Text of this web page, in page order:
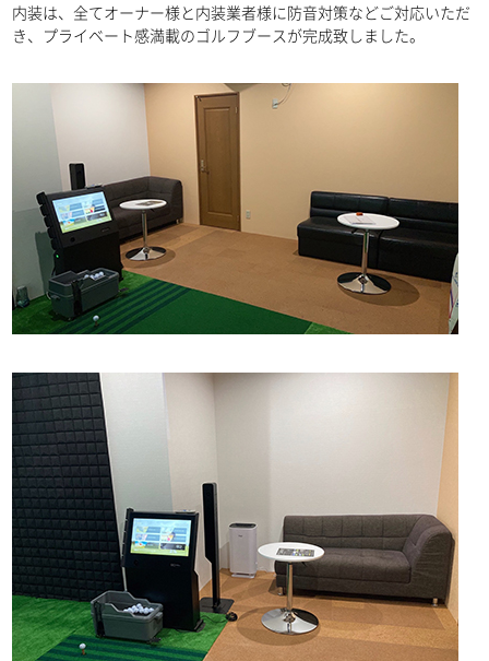
中古品販売 SELLING USED
導入事例 CASE STUDY
導入フロー INTRODUCTION FLOW
会社概要 COMPANY PROFILE
お問い合わせ CONTACT
内装は、全てオーナー様と内装業者様に防音対策などご対応いただ
き、プライベート感満載のゴルフブースが完成致しました。